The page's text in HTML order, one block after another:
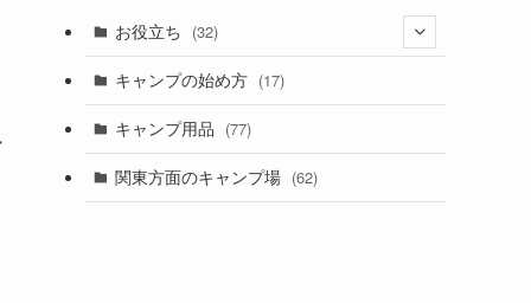
お役立ち (32)
(8)
(4)
キャンプの始め方 (17)
キャンプ用品 (77)
関東方面のキャンプ場 (62)